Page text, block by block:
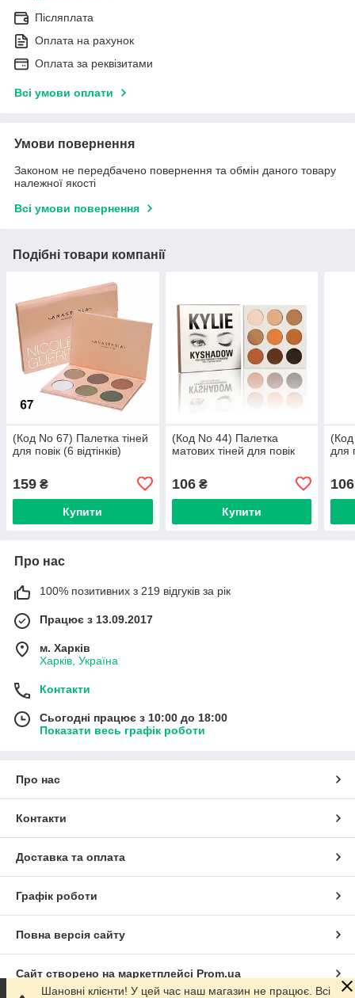
Післяплата
Оплата на рахунок
Оплата за реквізитами
Всі умови оплати
Умови повернення
Законом не передбачено повернення та обмін даного товару
належної якості
Всі умови повернення
Подібні товари компанії
(Код No 67) Палетка тіней
для повік (6 відтінків)
159 ₴
Купити
(Код No 44) Палетка
матових тіней для повік
106₴
Купити
для
106
Про нас
100% позитивних з 219 відгуків за рік
Працює з 13.09.2017
м. Харків
Харків, Україна
Контакти
Сьогодні працює з 10:00 до 18:00
Показати весь графік роботи
Про нас
Контакти
Доставка та оплата
Графік роботи
Повна версія сайту
Сайт створено на маркетплейсі Prom.ua
Шановні клієнти! У цей час наш магазин не працює. Всі